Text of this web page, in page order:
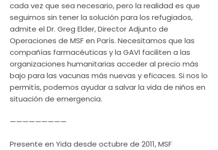
cada vez que sea necesario, pero la realidad es que
seguimos sin tener la solución para los refugiados,
admite el Dr. Greg Elder, Director Adjunto de
Operaciones de MSF en París. Necesitamos que las
compañías farmacéuticas y la GAVI faciliten a las
organizaciones humanitarias acceder al precio más
bajo para las vacunas más nuevas y eficaces. Si nos lo
permitís, podemos ayudar a salvar la vida de niños en
situación de emergencia.
—————————
Presente en Yida desde octubre de 2011, MSF